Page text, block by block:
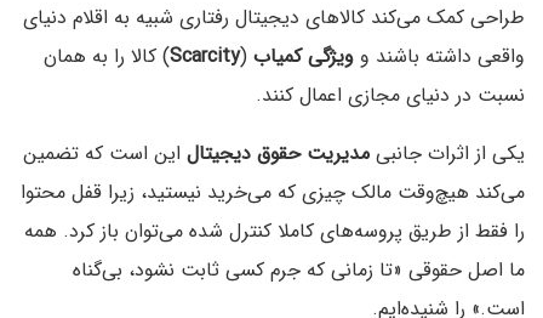
طراحی کمک می‌کند کالاهای دیجیتال رفتاری شبیه به اقلام دنیای
واقعی داشته باشند و ویژگی کمیاب (
Scarcity) کالا را به همان
نسبت در دنیای مجازی اعمال کنند.
یکی از اثرات جانبی مدیریت حقوق دیجیتال این است که تضمین
می‌کند هیچ‌وقت مالک چیزی که می‌خرید نیستید، زیرا قفل محتوا
را فقط از طریق پروسه‌های کاملا کنترل شده می‌توان باز کرد. همه
ما اصل حقوقی «تا زمانی که جرم کسی ثابت نشود، بی‌گناه
است.» را شنیده‌ایم.